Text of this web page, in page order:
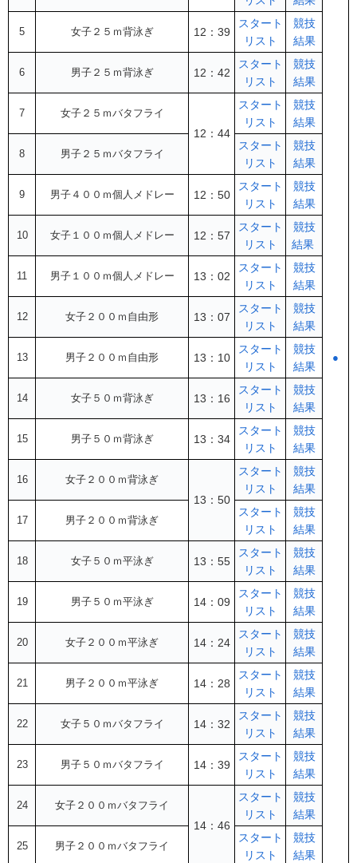
●
5 女子２５ｍ背泳ぎ 12：39
スタート
リスト
競技
結果
6 男子２５ｍ背泳ぎ 12：42
スタート
リスト
競技
結果
7 女子２５ｍバタフライ
12：44
スタート
リスト
競技
結果
8 男子２５ｍバタフライ
スタート
リスト
競技
結果
9 男子４００ｍ個人メドレー 12：50
スタート
リスト
競技
結果
10 女子１００ｍ個人メドレー 12：57
スタート
リスト
競技
結果
11 男子１００ｍ個人メドレー 13：02
スタート
リスト
競技
結果
12 女子２００ｍ自由形 13：07
スタート
リスト
競技
結果
13 男子２００ｍ自由形 13：10
スタート
リスト
競技
結果
14 女子５０ｍ背泳ぎ 13：16
スタート
リスト
競技
結果
15 男子５０ｍ背泳ぎ 13：34
スタート
リスト
競技
結果
16 女子２００ｍ背泳ぎ
13：50
スタート
リスト
競技
結果
17 男子２００ｍ背泳ぎ
スタート
リスト
競技
結果
18 女子５０ｍ平泳ぎ 13：55
スタート
リスト
競技
結果
19 男子５０ｍ平泳ぎ 14：09
スタート
リスト
競技
結果
20 女子２００ｍ平泳ぎ 14：24
スタート
リスト
競技
結果
21 男子２００ｍ平泳ぎ 14：28
スタート
リスト
競技
結果
22 女子５０ｍバタフライ 14：32
スタート
リスト
競技
結果
23 男子５０ｍバタフライ 14：39
スタート
リスト
競技
結果
24 女子２００ｍバタフライ
14：46
スタート
リスト
競技
結果
25 男子２００ｍバタフライ
スタート
リスト
競技
結果